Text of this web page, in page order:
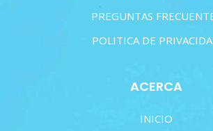
PREGUNTAS
POLITICA DE
ACERCA
INICIO